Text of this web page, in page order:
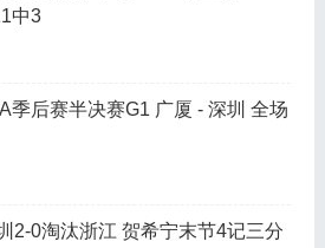
中3
季后赛半决赛G1 广厦 - 深圳 全场
2-0淘汰浙江 贺希宁末节4记三分